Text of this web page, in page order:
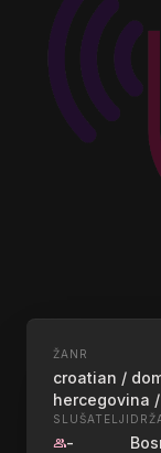
UŽIVO
ŽANR
croatian /
hercegovina
SLUŠATELJI
group-